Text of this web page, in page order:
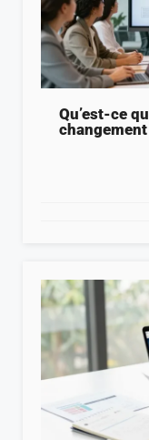
Qu’est-ce
changement